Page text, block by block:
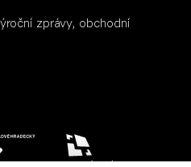
zprávy, obchodní